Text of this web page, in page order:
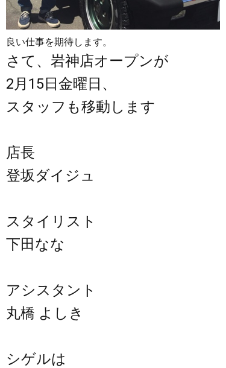
良い仕事を期待します。
さて、岩神店オープンが
2月15日金曜日、
スタッフも移動します
店長
登坂ダイジュ
スタイリスト
下田なな
アシスタント
丸橋 よしき
シゲルは